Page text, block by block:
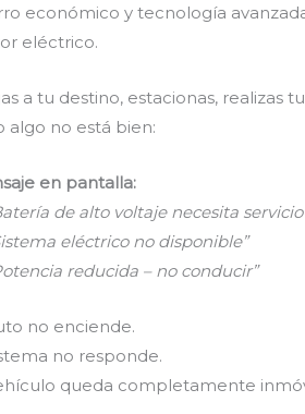
económico y tecnología
eléctrico.
a tu destino, estacionas, realizas
algo no está bien:
en pantalla:
de alto voltaje necesita
eléctrico no disponible”
reducida – no conducir”
no enciende.
no responde.
queda completamente